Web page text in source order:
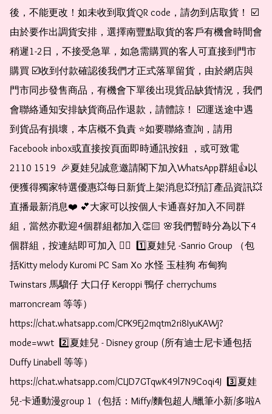
後，不能更改！如未收到取貨QR code，請勿到店取貨！ ☑️
由於要作出調貨安排，選擇南豐點取貨的客戶有機會時間會
稍遲1-2日，不接受急單，如急需購買的客人可直接到門市
購買 ☑️收到付款確認後我們才正式落單留貨，由於網店與
門市同步發售商品，有機會下單後出現貨品缺貨情況，我們
會聯絡通知安排缺貨商品作退款，請體諒！ ☑️運送途中遇
到貨品有損壞，本店概不負責 ⭐️如要聯絡查詢，請用
Facebook inbox或直接按頁面即時通訊按鈕 ，或可致電
2110 1519  🎉夏娃兒誠意邀請閣下加入WhatsApp群組👍以
便獲得獨家特選優惠💥每日新貨上架消息💥預訂產品資訊💥
直播最新消息❤️ 💕大家可以按個人卡通喜好加入不同群
組，當然亦歡迎4個群組都加入👏🏻 🌸我們暫時分為以下4
個群組，按連結即可加入 👇🏻  1️⃣夏娃兒 -Sanrio Group （包
括Kitty melody Kuromi PC Sam Xo 水怪 玉桂狗 布甸狗
Twinstars 馬騮仔 大口仔 Keroppi 鴨仔 cherrychums
marroncream 等等）
https://chat.whatsapp.com/CPK9Ej2mqtm2ri8IyuKAWj?
mode=wwt  2️⃣夏娃兒 - Disney group (所有迪士尼卡通包括
Duffy Linabell 等等）
https://chat.whatsapp.com/CLJD7GTqwK49l7N9Coqi4J  3️⃣夏娃
兒-卡通動漫group 1（包括：Miffy/麵包超人/蠟筆小新/多啦A